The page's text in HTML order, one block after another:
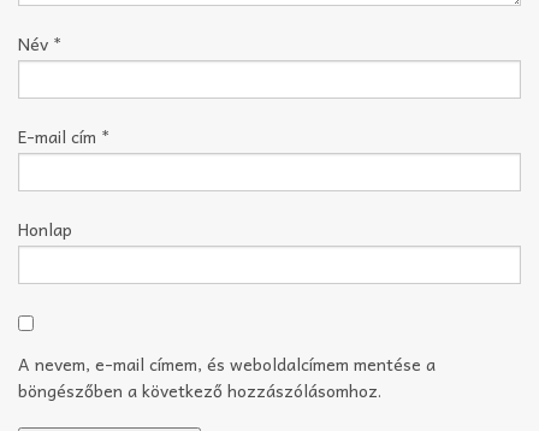
Név *
E-mail cím *
Honlap
A nevem, e-mail címem, és weboldalcímem mentése a
böngészőben a következő hozzászólásomhoz.